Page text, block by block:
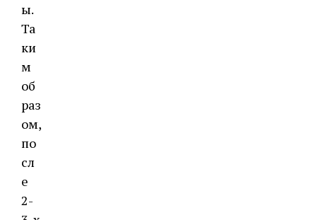
ы.
Та
ки
м
об
раз
ом,
по
сл
е
2-